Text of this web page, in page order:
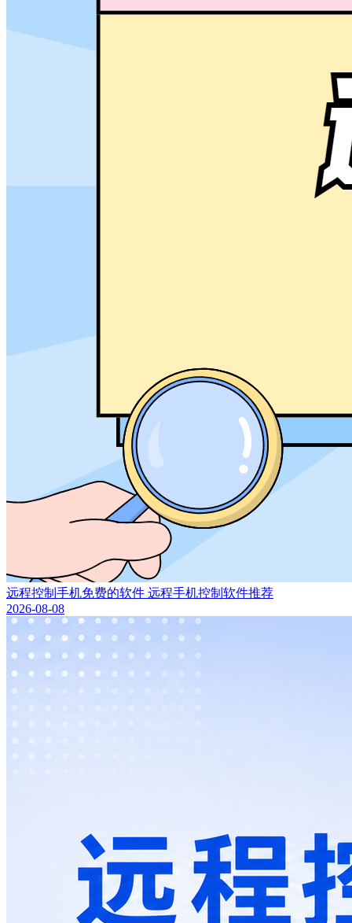
远程控制手机免费的软件 远程手机控制软件推荐
2026-08-08